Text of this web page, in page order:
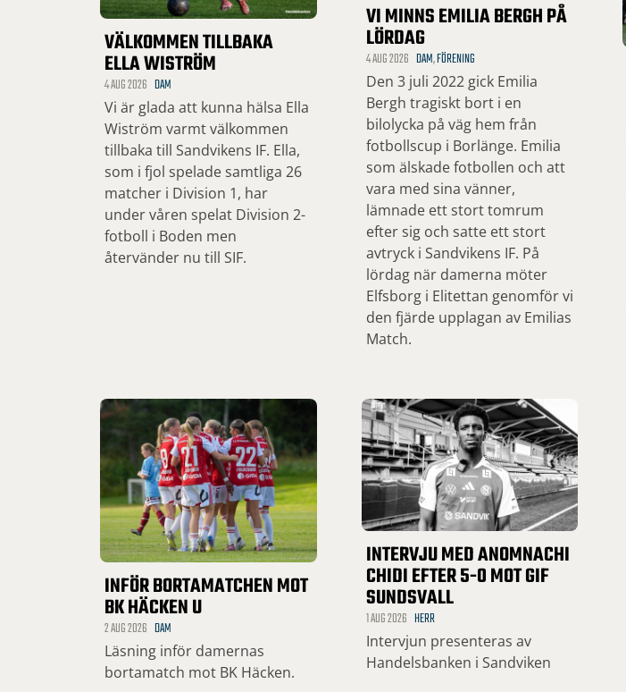
VÄLKOMMEN TILLBAKA
ELLA WISTRÖM
4 AUG 2026 DAM
Vi är glada att kunna hälsa Ella
Wiström varmt välkommen
tillbaka till Sandvikens IF. Ella,
som i fjol spelade samtliga 26
matcher i Division 1, har
under våren spelat Division 2-
fotboll i Boden men
återvänder nu till SIF.
VI MINNS EMILIA BERGH PÅ
LÖRDAG
4 AUG 2026 DAM,FÖRENING
Den 3 juli 2022 gick Emilia
Bergh tragiskt bort i en
bilolycka på väg hem från
fotbollscup i Borlänge. Emilia
som älskade fotbollen och att
vara med sina vänner,
lämnade ett stort tomrum
efter sig och satte ett stort
avtryck i Sandvikens IF. På
lördag när damerna möter
Elfsborg i Elitettan genomför vi
den fjärde upplagan av Emilias
Match.
INFÖR BORTAMATCHEN MOT
BK HÄCKEN U
2 AUG 2026 DAM
Läsning inför damernas
bortamatch mot BK Häcken.
INTERVJU MED ANOMNACHI
CHIDI EFTER 5-0 MOT GIF
SUNDSVALL
1 AUG 2026 HERR
Intervjun presenteras av
Handelsbanken i Sandviken